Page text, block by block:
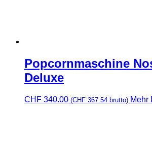
Popcornmaschine
Deluxe
CHF 340.00 (CHF 367.54 brutto) Mehr